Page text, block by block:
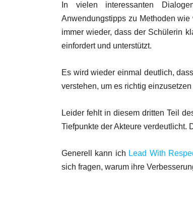
In vielen interessanten
Anwendungstipps zu Methoden
immer wieder, dass der Schülerin
einfordert und unterstützt.
Es wird wieder einmal deutlich,
verstehen, um es richtig
Leider fehlt in diesem dritten Teil
Tiefpunkte der Akteure verdeutlicht.
Generell kann ich Lead With
sich fragen, warum ihre